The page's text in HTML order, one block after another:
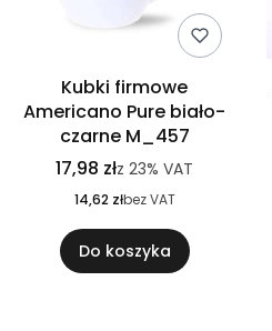
Kubki firmowe
Americano Pure biało-
czarne M_457
17,98 złz 23% VAT
14,62 złbez VAT
Do koszyka